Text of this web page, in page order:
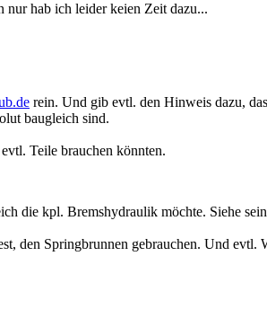
nur hab ich leider keien Zeit dazu...
rein. Und gib evtl. den Hinweis dazu,
baugleich sind.
Teile brauchen könnten.
die kpl. Bremshydraulik möchte. Siehe
den Springbrunnen gebrauchen. Und